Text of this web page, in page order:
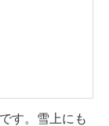
す。雪上にも